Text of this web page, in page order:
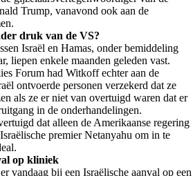
Trump, vanavond ook aan de
druk van de VS?
Israël en Hamas, onder bemiddeling
liepen enkele maanden geleden vast.
Forum had Witkoff echter aan de
ontvoerde personen verzekerd dat ze
als ze er niet van overtuigd waren dat er
in de onderhandelingen.
dat alleen de Amerikaanse regering
premier Netanyahu om in te
op kliniek
vandaag bij een Israëlische aanval op een